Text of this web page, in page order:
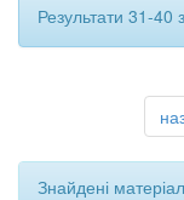
Результати 31-40
Знайдені